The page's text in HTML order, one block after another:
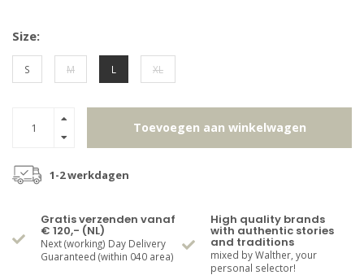
Size:
S M L XL
Toevoegen aan winkelwagen
1-2 werkdagen
Gratis verzenden vanaf
€ 120,- (NL)
Next (working) Day Delivery
Guaranteed (within 040 area)
High quality brands
with authentic stories
and traditions
mixed by Walther, your
personal selector!